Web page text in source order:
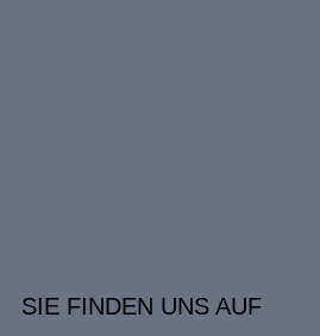
SIE FINDEN UNS AUF